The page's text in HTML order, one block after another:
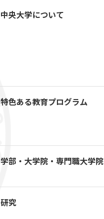
中央大学について
特色ある教育プログラム
学部・大学院・専門職大学院
研究